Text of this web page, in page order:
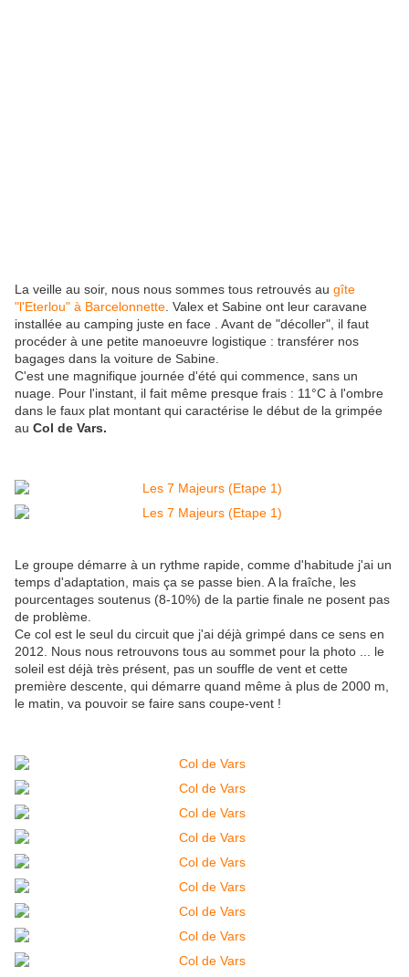
La veille au soir, nous nous sommes tous retrouvés au gîte
"l'Eterlou" à Barcelonnette . Valex et Sabine ont leur caravane
installée au camping juste en face . Avant de "décoller", il faut
procéder à une petite manoeuvre logistique : transférer nos
bagages dans la voiture de Sabine.
C'est une magnifique journée d'été qui commence, sans un
nuage. Pour l'instant, il fait même presque frais : 11°C à l'ombre
dans le faux plat montant qui caractérise le début de la grimpée
au Col de Vars.
Le groupe démarre à un rythme rapide, comme d'habitude j'ai un
temps d'adaptation, mais ça se passe bien. A la fraîche, les
pourcentages soutenus (8-10%) de la partie finale ne posent pas
de problème.
Ce col est le seul du circuit que j'ai déjà grimpé dans ce sens en
2012. Nous nous retrouvons tous au sommet pour la photo ... le
soleil est déjà très présent, pas un souffle de vent et cette
première descente, qui démarre quand même à plus de 2000 m,
le matin, va pouvoir se faire sans coupe-vent !